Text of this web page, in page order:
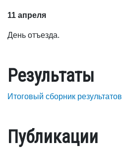
11 апреля
День отъезда.
Результаты
Итоговый сборник результатов
Публикации